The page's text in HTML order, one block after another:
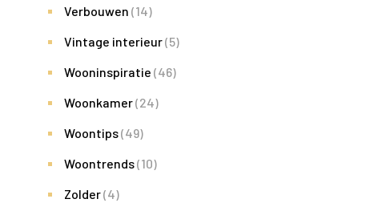
Verbouwen (14)
Vintage interieur(5)
Wooninspiratie (46)
Woonkamer(24)
Woontips(49)
Woontrends(10)
Zolder(4)